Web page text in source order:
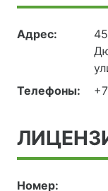
Адрес:
Телефоны:
Номер: